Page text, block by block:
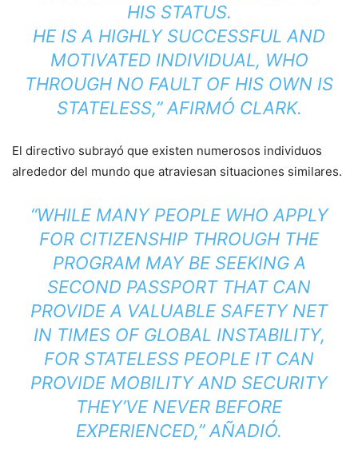
HIS STATUS.
HE IS A HIGHLY SUCCESSFUL AND
MOTIVATED INDIVIDUAL, WHO
THROUGH NO FAULT OF HIS OWN IS
STATELESS,” AFIRMÓ CLARK.
El directivo subrayó que existen numerosos individuos
alrededor del mundo que atraviesan situaciones similares.
“WHILE MANY PEOPLE WHO APPLY
FOR CITIZENSHIP THROUGH THE
PROGRAM MAY BE SEEKING A
SECOND PASSPORT THAT CAN
PROVIDE A VALUABLE SAFETY NET
IN TIMES OF GLOBAL INSTABILITY,
FOR STATELESS PEOPLE IT CAN
PROVIDE MOBILITY AND SECURITY
THEY’VE NEVER BEFORE
EXPERIENCED,” AÑADIÓ.